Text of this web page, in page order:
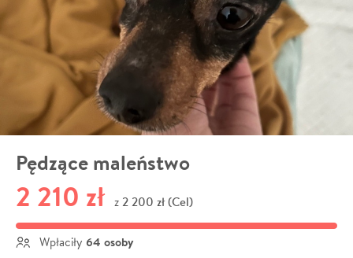
Pędzące maleństwo
2 210 zł z 2 200 zł (Cel)
Wpłaciły 64 osoby